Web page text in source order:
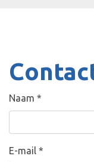
Naam *
E-mail *